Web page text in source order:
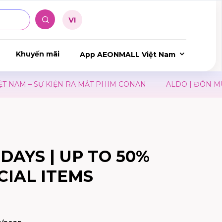
Khuyến mãi App AEONMALL Việt Nam
– SỰ KIỆN RA MẮT PHIM CONAN ALDO | ĐÓN MÙA
| UP TO 50%
ITEMS